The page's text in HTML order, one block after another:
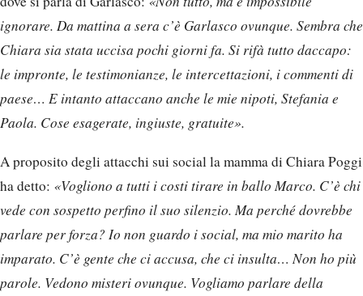
ignorare. Da mattina a sera c’è Garlasco ovunque. Sembra che
Chiara sia stata uccisa pochi giorni fa. Si rifà tutto daccapo:
le impronte, le testimonianze, le intercettazioni, i commenti di
paese… E intanto attaccano anche le mie nipoti, Stefania e
Paola. Cose esagerate, ingiuste, gratuite».
A proposito degli attacchi sui social la mamma di Chiara Poggi
ha detto: «Vogliono a tutti i costi tirare in ballo Marco. C’è chi
vede con sospetto perfino il suo silenzio. Ma perché dovrebbe
parlare per forza? Io non guardo i social, ma mio marito ha
imparato. C’è gente che ci accusa, che ci insulta… Non ho più
parole. Vedono misteri ovunque. Vogliamo parlare della